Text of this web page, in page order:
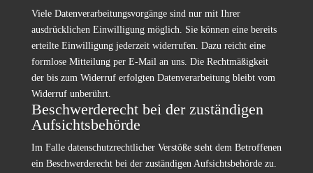
Viele Datenverarbeitungsvorgänge sind nur mit Ihrer
ausdrücklichen Einwilligung möglich. Sie können eine bereits
erteilte Einwilligung jederzeit widerrufen. Dazu reicht eine
formlose Mitteilung per E-Mail an uns. Die Rechtmäßigkeit
der bis zum Widerruf erfolgten Datenverarbeitung bleibt vom
Widerruf unberührt.
Beschwerderecht bei der zuständigen
Aufsichtsbehörde
Im Falle datenschutzrechtlicher Verstöße steht dem Betroffenen
ein Beschwerderecht bei der zuständigen Aufsichtsbehörde zu.